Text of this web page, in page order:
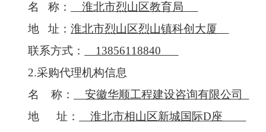
名
称：
淮北市烈山区教育局
地
址：淮北市烈山区烈山镇科创大厦
联系方式：
13856118840
2.采购代理机构信息
名
称：
安徽华顺工程建设咨询有限公司
地
址： 淮北市相山区新城国际D座